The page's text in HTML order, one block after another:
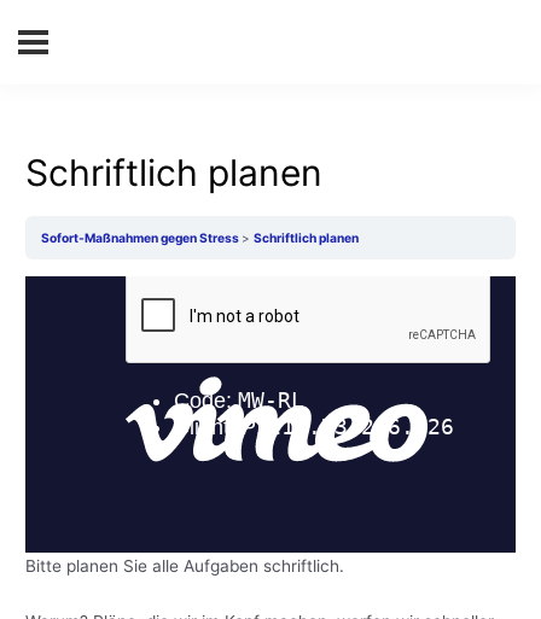
Schriftlich planen
Sofort-Maßnahmen gegen Stress Schriftlich planen
Bitte planen Sie alle Aufgaben schriftlich.